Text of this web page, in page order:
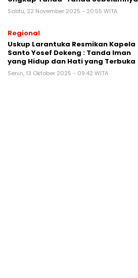
Sabtu, 22 November 2025 - 20:55 WITA
Regional
Uskup Larantuka Resmikan Kapela
Santo Yosef Dokeng : Tanda Iman
yang Hidup dan Hati yang Terbuka
Senin, 13 Oktober 2025 - 09:42 WITA